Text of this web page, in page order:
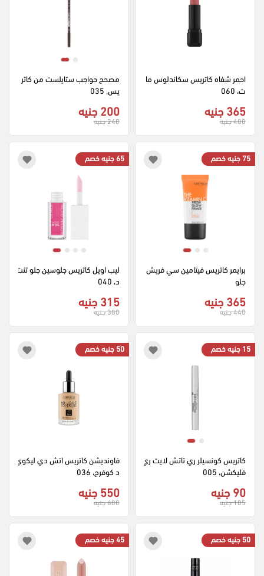
احمر شفاه كاتريس سكاندلوس ما
ت، 060
365 جنيه
400 جنيه
مصحح حواجب ستايلست من كاتر
يس, 035
200 جنيه
240 جنيه
75 جنيه خصم
جلو
365 جنيه
440 جنيه
65 جنيه خصم
ليب اويل كاتريس جلوسين جلو تنت
د، 040
315 جنيه
380 جنيه
15 جنيه خصم
كاتريس كونسيلر ري تاتش لايت ري
فليكشن، 005
90 جنيه
105 جنيه
50 جنيه خصم
فاونديشن كاتريس اتش دي ليكوي
د كوفرج، 036
550 جنيه
600 جنيه
50 جنيه خصم 45 جنيه خصم